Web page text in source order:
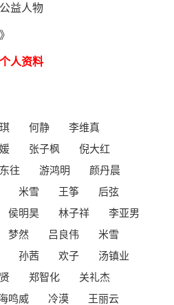
益人物
人资料
何静
李维真
张子枫
倪大红
往 游鸿明
颜丹晨
米雪 王筝
后弦
侯明昊 林子祥
李亚男
梦然 吕良伟
米雪
孙茜 欢子
汤镇业
郑智化
关礼杰
鸣威 冷漠 王丽云